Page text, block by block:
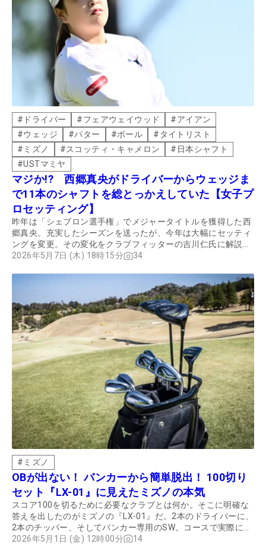
# ドライバー #フェアウェイウッド #アイアン
#ウェッジ #パター #ボール # タイトリスト
# ミズノ #スコッティ・キャメロン # 日本シャフト
#USTマミヤ
マジか!? 西郷真央がドライバーからウェッジま
で11本のシャフトを総とっかえしていた【女子プ
ロセッティング】
昨年は「シェブロン選手権」でメジャータイトルを獲得した西
郷真央。充実したシーズンを送ったが、今年は大幅にセッティ
ングを変更。その変化をクラブフィッターの吉川仁氏に解説し
てもらった。
2026年5月7日 (木) 18時15分 34
# ミズノ
OBが出ない！ バンカーから簡単脱出！ 100切り
セット『LX-01』に見えたミズノの本気
スコア100を切るために必要なクラブとは何か。そこに明確な
答えを出したのがミズノの『LX-01』だ。2本のドライバーに、
2本のチッパー、そしてバンカー専用のSW。コースで実際に打
って試してみると、一般的な初心者セットとは全く違う“超合
2026年5月1日 (金) 12時00分 14